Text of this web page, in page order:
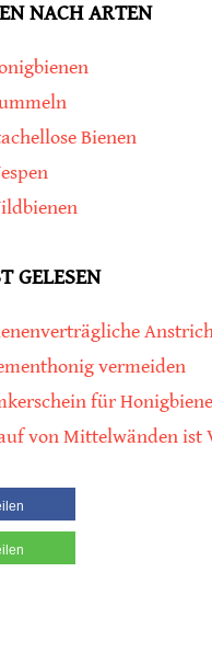
NACH ARTEN
Bienen
GELESEN
vermeiden
für
von Mittelwänden ist